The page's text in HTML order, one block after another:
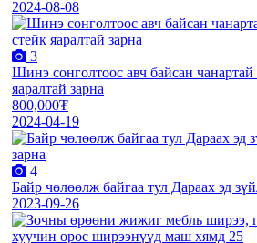
2024-08-08
3
Шинэ сонголтоос авч байсан
яаралтай зарна
800,000₮
2024-04-19
4
Байр чөлөөлж байгаа тул Дараах эд
2023-09-26